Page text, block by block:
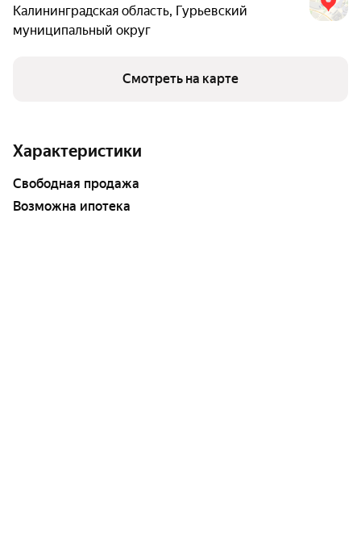
Калининградская область, Гурьевский
муниципальный округ
Смотреть на карте
Характеристики
свободная продажа
возможна ипотека